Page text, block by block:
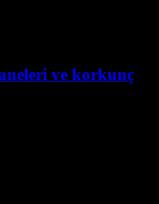
ve korkunç